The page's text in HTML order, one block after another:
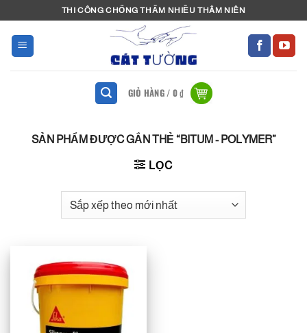
dung
THI CÔNG CHỐNG THẤM NHIỀU THÂM NIÊN
GIỎ HÀNG / 0₫
SẢN PHẨM ĐƯỢC GẮN THẺ “BITUM - POLYMER”
LỌC